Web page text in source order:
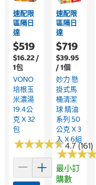
速配限
區隔日
達
$519
$16.22 /
1包
VONO
培根玉
米濃湯
19.4公
克 X 32
包
★★★★★
★★★★★4.7 (161)
速配限
區隔日
達
$719
$39.95
/ 1個
妙力 懸
掛式馬
桶清潔
球 精油
系列 50
公克 X 3
入 X 6組
★★★
★★★
最小訂
購數